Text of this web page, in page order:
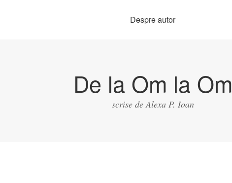
Despre autor
De la Om la Om
scrise de Alexa P. Ioan